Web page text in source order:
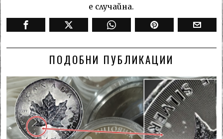
е случайна.
ПОДОБНИ ПУБЛИКАЦИИ